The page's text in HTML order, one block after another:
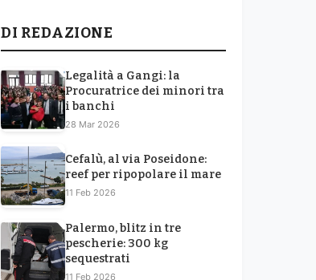
DI REDAZIONE
Legalità a Gangi: la
Procuratrice dei minori tra
i banchi
28 Mar 2026
Cefalù, al via Poseidone:
reef per ripopolare il mare
11 Feb 2026
Palermo, blitz in tre
pescherie: 300 kg
sequestrati
11 Feb 2026